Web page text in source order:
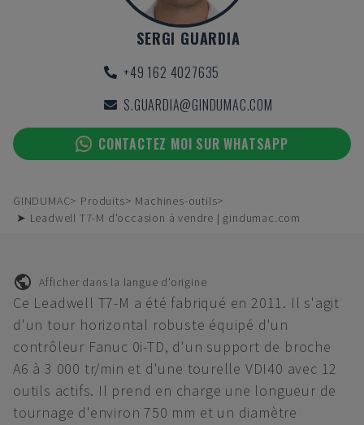
SERGI GUARDIA
+49 162 4027635
S.GUARDIA@GINDUMAC.COM
CONTACTEZ MOI SUR WHATSAPP
GINDUMAC Produits
Machines-outils
➤ Leadwell T7-M d'occasion à vendre | gindumac.com
Afficher dans la langue d'origine
Ce Leadwell T7-M a été fabriqué en 2011. Il s'agit
d'un tour horizontal robuste équipé d'un
contrôleur Fanuc 0i-TD, d'un support de broche
A6 à 3 000 tr/min et d'une tourelle VDI40 avec 12
outils actifs. Il prend en charge une longueur de
tournage d'environ 750 mm et un diamètre